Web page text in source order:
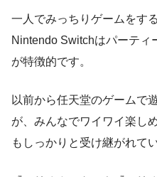
一人でみっちりゲームをす
Nintendo Switchはパーティ
が特徴的です。
以前から任天堂のゲームで
が、みんなでワイワイ楽し
もしっかりと受け継がれて